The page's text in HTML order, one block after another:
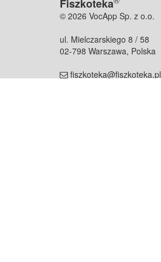
Fiszkoteka
© 2026 VocApp Sp. z o.o.
ul. Mielczarskiego 8 / 58
02-798 Warszawa, Polska
fiszkoteka@fiszkoteka.pl